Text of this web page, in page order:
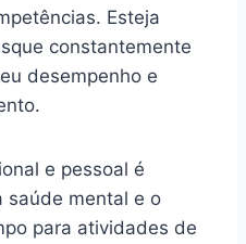
Esteja
constantemente
desempenho e
e pessoal é
saúde mental e o
para atividades de